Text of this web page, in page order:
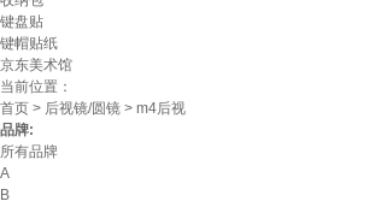
键盘贴
键帽贴纸
京东美术馆
当前位置：
首页 > 后视镜/圆镜 > m4后视
品牌:
所有品牌
A
B